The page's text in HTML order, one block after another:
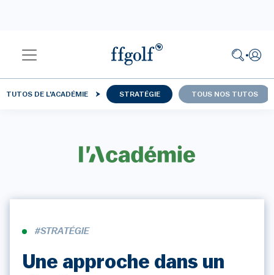
TUTOS DE L'ACADÉMIE STRATÉGIE TOUS NOS TUTOS
#STRATÉGIE
Une approche dans un